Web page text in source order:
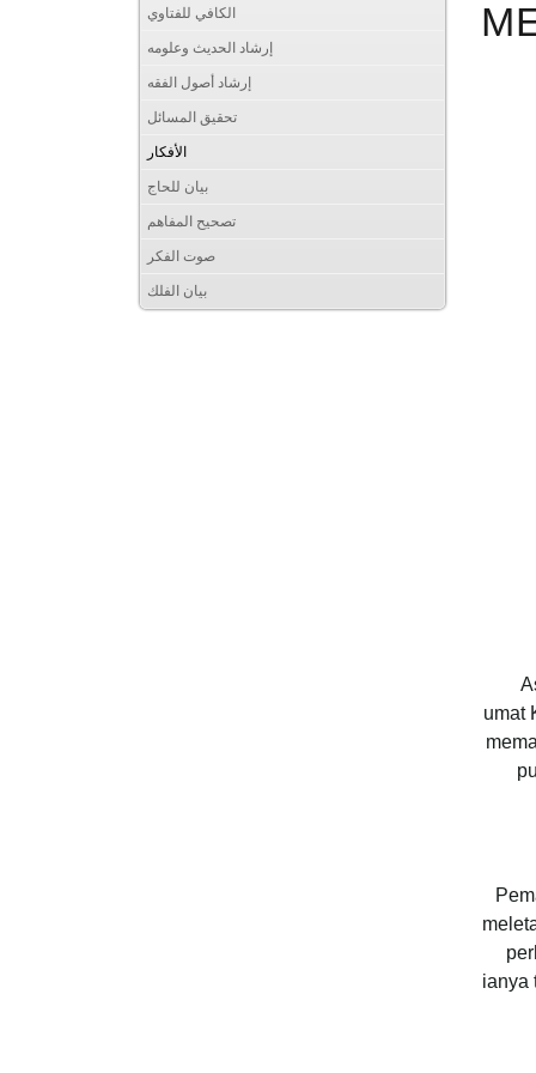
umat
ianya
الكافي للفتاوي
إرشاد الحديث وعلومه
إرشاد أصول الفقه
تحقيق المسائل
الأفكار
بيان للحاج
تصحيح المفاهم
صوت الفكر
بيان الفلك